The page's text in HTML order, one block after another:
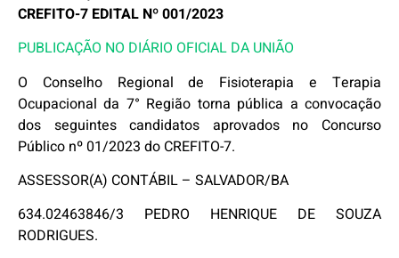
CREFITO-7 EDITAL Nº 001/2023
PUBLICAÇÃO NO DIÁRIO OFICIAL DA UNIÃO
O Conselho Regional de Fisioterapia e Terapia
Ocupacional da 7° Região torna pública a convocação
dos seguintes candidatos aprovados no Concurso
Público nº 01/2023 do CREFITO-7.
ASSESSOR(A) CONTÁBIL – SALVADOR/BA
634.02463846/3 PEDRO HENRIQUE DE SOUZA
RODRIGUES.